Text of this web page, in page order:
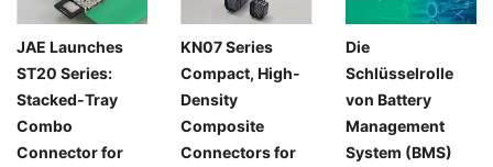
JAE Launches
ST20 Series:
Stacked-Tray
Combo
Connector for
KN07 Series
Compact, High-
Density
Composite
Connectors for
Die
Schlüsselrolle
von Battery
Management
System (BMS)